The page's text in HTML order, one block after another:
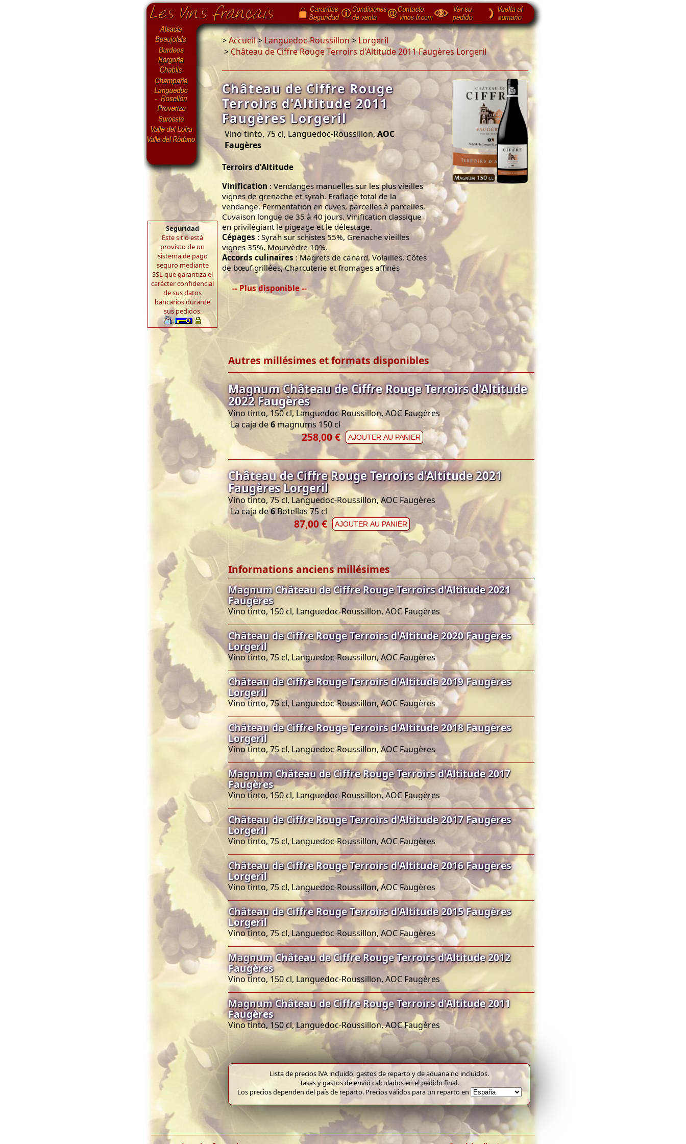
Seguridad
Este sitio está
provisto de un
sistema de pago
seguro mediante
SSL que garantiza el
carácter confidencial
de sus datos
bancarios durante
sus pedidos.
>Accueil>Languedoc-Roussillon> Lorgeril
> Château de Ciffre Rouge Terroirs d'Altitude 2011 Faugères Lorgeril
Château de Ciffre Rouge
Terroirs d'Altitude 2011
Faugères Lorgeril
Vino tinto, 75 cl, Languedoc-Roussillon, AOC
Faugères
Terroirs d'Altitude
Vinification : Vendanges manuelles sur les plus vieilles
vignes de grenache et syrah. Eraflage total de la
vendange. Fermentation en cuves, parcelles à parcelles.
Cuvaison longue de 35 à 40 jours. Vinification classique
en privilégiant le pigeage et le délestage.
Cépages : Syrah sur schistes 55%, Grenache vieilles
vignes 35%, Mourvèdre 10%.
Accords culinaires : Magrets de canard, Volailles, Côtes
de bœuf grillées, Charcuterie et fromages affinés
-- Plus disponible --
Autres millésimes et formats disponibles
Magnum Château de Ciffre Rouge Terroirs d'Altitude
2022 Faugères
Vino tinto, 150 cl, Languedoc-Roussillon, AOC Faugères
La caja de6 magnums 150 cl
258,00 € AJOUTER AU PANIER
Château de Ciffre Rouge Terroirs d'Altitude 2021
Faugères Lorgeril
Vino tinto, 75 cl, Languedoc-Roussillon, AOC Faugères
La caja de6Botellas 75 cl
87,00 € AJOUTER AU PANIER
Informations anciens millésimes
Magnum Château de Ciffre Rouge Terroirs d'Altitude 2021
Faugères
Vino tinto, 150 cl, Languedoc-Roussillon, AOC Faugères
Château de Ciffre Rouge Terroirs d'Altitude 2020 Faugères
Lorgeril
Vino tinto, 75 cl, Languedoc-Roussillon, AOC Faugères
Château de Ciffre Rouge Terroirs d'Altitude 2019 Faugères
Lorgeril
Vino tinto, 75 cl, Languedoc-Roussillon, AOC Faugères
Château de Ciffre Rouge Terroirs d'Altitude 2018 Faugères
Lorgeril
Vino tinto, 75 cl, Languedoc-Roussillon, AOC Faugères
Magnum Château de Ciffre Rouge Terroirs d'Altitude 2017
Faugères
Vino tinto, 150 cl, Languedoc-Roussillon, AOC Faugères
Château de Ciffre Rouge Terroirs d'Altitude 2017 Faugères
Lorgeril
Vino tinto, 75 cl, Languedoc-Roussillon, AOC Faugères
Château de Ciffre Rouge Terroirs d'Altitude 2016 Faugères
Lorgeril
Vino tinto, 75 cl, Languedoc-Roussillon, AOC Faugères
Château de Ciffre Rouge Terroirs d'Altitude 2015 Faugères
Lorgeril
Vino tinto, 75 cl, Languedoc-Roussillon, AOC Faugères
Magnum Château de Ciffre Rouge Terroirs d'Altitude 2012
Faugères
Vino tinto, 150 cl, Languedoc-Roussillon, AOC Faugères
Magnum Château de Ciffre Rouge Terroirs d'Altitude 2011
Faugères
Vino tinto, 150 cl, Languedoc-Roussillon, AOC Faugères
Lista de precios IVA incluido, gastos de reparto y de aduana no incluidos.
Tasas y gastos de envió calculados en el pedido final.
Los precios dependen del país de reparto. Precios válidos para un reparto en